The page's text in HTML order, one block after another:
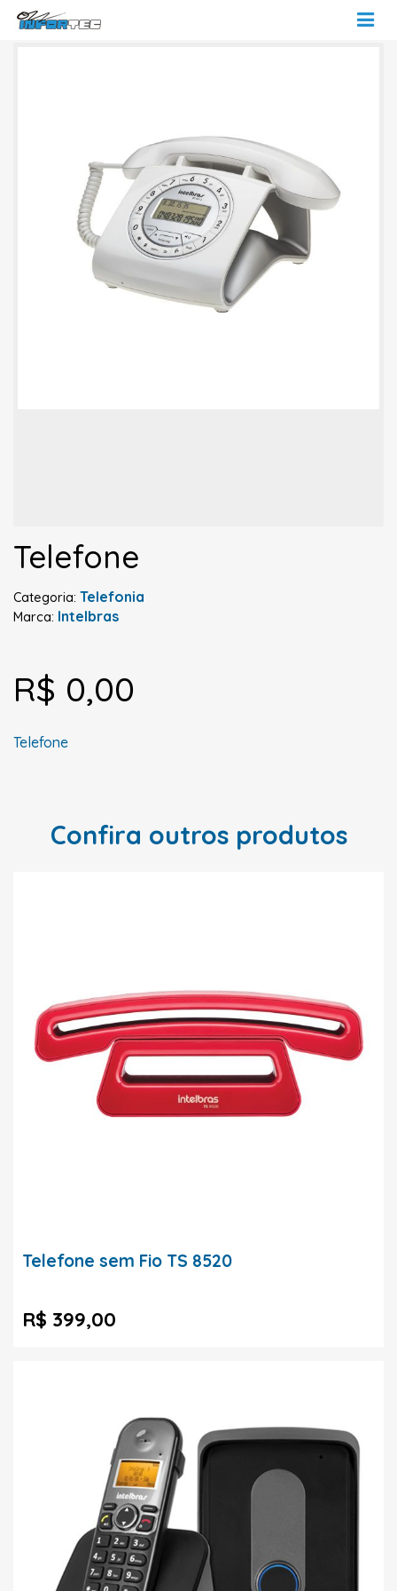
Telefone
Categoria: Telefonia
Marca: Intelbras
R$ 0,00
Telefone
Confira outros produtos
Telefone sem Fio TS 8520
R$ 399,00